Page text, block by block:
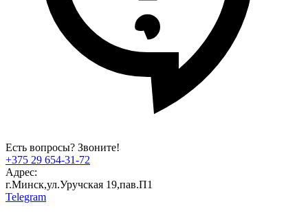
Есть вопросы? Звоните!
+375 29 654-31-72
Адрес:
г.Минск,ул.Уручская 19,пав.П1
Telegram